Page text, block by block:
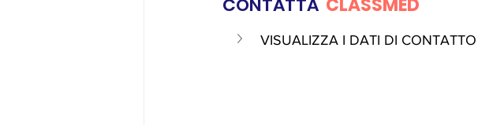
CONTATTA CLASSMED
VISUALIZZA I DATI DI CONTATTO